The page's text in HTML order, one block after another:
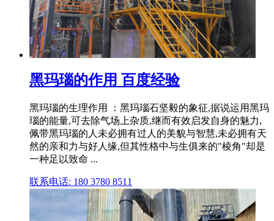
黑玛瑙的作用 百度经验
黑玛瑙的生理作用 ：黑玛瑙石坚毅的象征,据说运用黑玛
瑙的能量,可去除气场上杂质,继而有效启发自身的魅力,
佩带黑玛瑙的人未必拥有过人的美貌与智慧,未必拥有天
然的亲和力与好人缘,但其性格中与生俱来的"棱角"却是
一种足以致命 ...
联系电话: 180 3780 8511